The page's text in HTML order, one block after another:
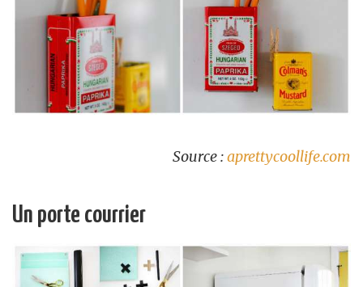
Source :aprettycoollife.com
Un porte courrier